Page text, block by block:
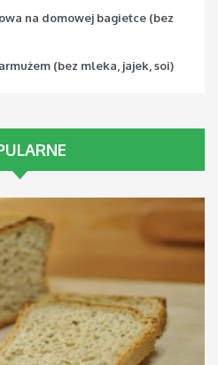
na domowej bagietce (bez
(bez mleka, jajek, soi)